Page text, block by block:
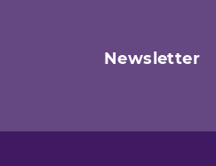
Newsletter